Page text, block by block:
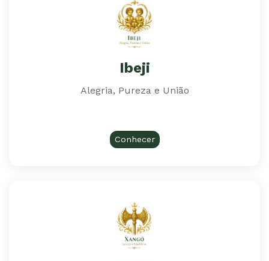
Ibeji
Alegria, Pureza e União
Conhecer